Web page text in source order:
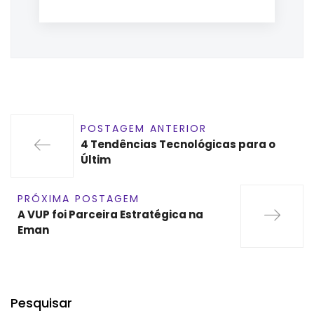
POSTAGEM ANTERIOR
4 Tendências Tecnológicas para o
Últim
PRÓXIMA POSTAGEM
A VUP foi Parceira Estratégica na
Eman
Pesquisar